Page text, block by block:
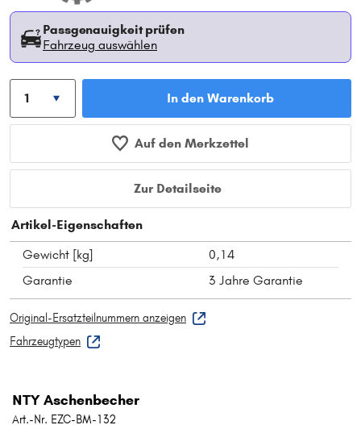
Passgenauigkeit prüfen
Fahrzeug auswählen
In den Warenkorb
Auf den Merkzettel
Zur Detailseite
Artikel-Eigenschaften
Gewicht [kg]
0,14
Garantie
3 Jahre Garantie
Original-Ersatzteilnummern anzeigen
Fahrzeugtypen
NTY Aschenbecher
Art.-Nr. EZC-BM-132